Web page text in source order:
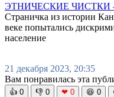
ЭТНИЧЕСКИЕ ЧИСТКИ
Страничка из истории
веке попытались
население
21 декабря 2023, 20:35
Вам понравилась эта
👍 0 👎 0 ❤ 0 😆 0